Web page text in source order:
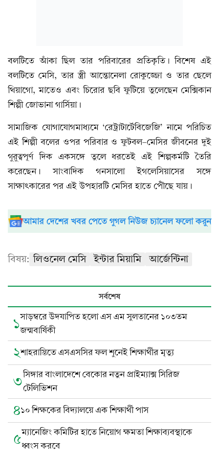
বলটিতে আঁকা ছিল তার পরিবারের প্রতিকৃতি। বিশেষ এই
বলটিতে মেসি, তার স্ত্রী আন্তোনেলা রোকুজ্জো ও তার ছেলে
থিয়াগো, মাতেও এবং চিরোর ছবি ফুটিয়ে তুলেছেন মেক্সিকান
শিল্পী জোভানা গার্সিয়া।
সামাজিক যোগাযোগমাধ্যমে ‘রেট্রাটার্টেবিজেজি’ নামে পরিচিত
এই শিল্পী বলের ওপর পরিবার ও ফুটবল–মেসির জীবনের দুই
গুরুত্বপূর্ণ দিক একসঙ্গে তুলে ধরতেই এই শিল্পকর্মটি তৈরি
করেছেন। সাংবাদিক গনসালো ইগলেসিয়াসের সঙ্গে
সাক্ষাৎকারের পর এই উপহারটি মেসির হাতে পৌঁছে যায়।
আমার দেশের খবর পেতে গুগল নিউজ চ্যানেল ফলো করুন
বিষয়: লিওনেল মেসি ইন্টার মিয়ামি আর্জেন্টিনা
সর্বশেষ
১সাড়ম্বরে উদযাপিত হলো এস এম সুলতানের ১০৩তম
জন্মবার্ষিকী
২শাহরাস্তিতে এসএসসির ফল শুনেই শিক্ষার্থীর মৃত্যু
৩সিঙ্গার বাংলাদেশে বেকোর নতুন প্রাইম্যাক্স সিরিজ
টেলিভিশন
৪১০ শিক্ষকের বিদ্যালয়ে এক শিক্ষার্থী পাস
৫ম্যানেজিং কমিটির হাতে নিয়োগ ক্ষমতা শিক্ষাব্যবস্থাকে
ধ্বংস করবে